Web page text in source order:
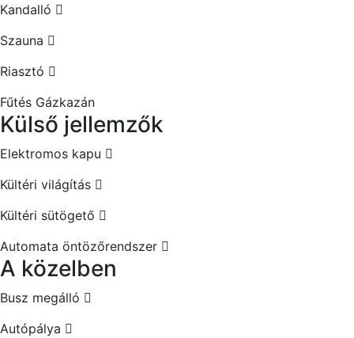
Kandalló
Szauna
Riasztó
Fűtés Gázkazán
Külső jellemzők
Elektromos kapu
Kültéri világítás
Kültéri sütögető
Automata öntözőrendszer
A közelben
Busz megálló
Autópálya